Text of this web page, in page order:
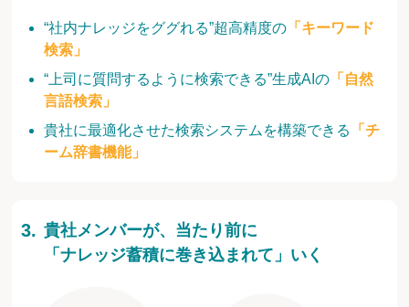
“社内ナレッジをググれる”超高精度の 「キーワード
検索」
“上司に質問するように検索できる”生成AIの 「自然
言語検索」
貴社に最適化させた検索システムを構築できる
「チ
ーム辞書機能」
貴社メンバーが、当たり前に
「ナレッジ蓄積に巻き込まれて」いく